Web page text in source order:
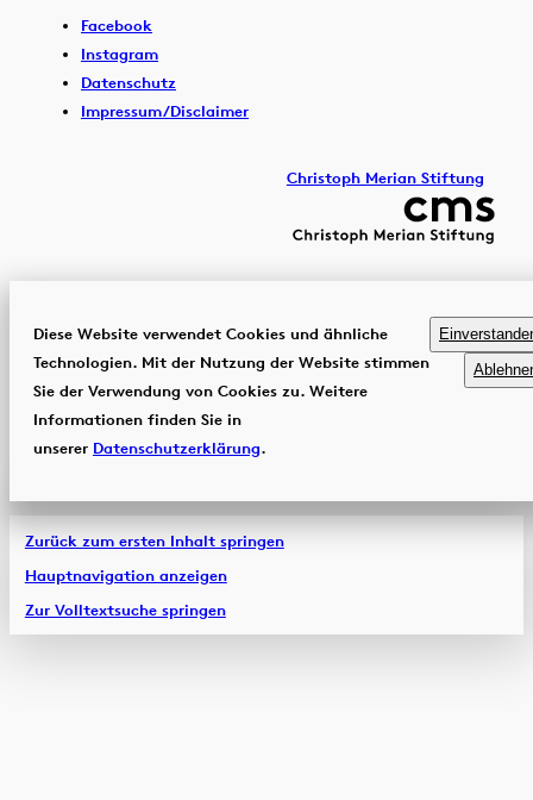
Facebook
Instagram
Datenschutz
Impressum/Disclaimer
Christoph Merian Stiftung
Diese Website verwendet Cookies und ähnliche
Technologien. Mit der Nutzung der Website stimmen
Sie der Verwendung von Cookies zu. Weitere
Informationen finden Sie in
unserer Datenschutzerklärung.
Zurück zum ersten Inhalt springen
Hauptnavigation anzeigen
Zur Volltextsuche springen